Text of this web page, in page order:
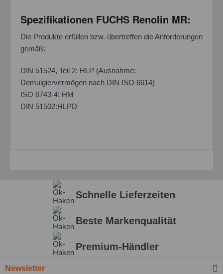
Spezifikationen FUCHS Renolin MR:
Die Produkte erfüllen bzw. übertreffen die Anforderungen
gemäß:
DIN 51524, Teil 2: HLP (Ausnahme:
Demulgiervermögen nach DIN ISO 6614)
ISO 6743-4: HM
DIN 51502:HLPD
Schnelle Lieferzeiten
Beste Markenqualität
Premium-Händler
Newsletter